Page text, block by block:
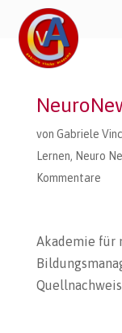
von Gabriele
Lernen, Neuro
Kommentare
Akademie für